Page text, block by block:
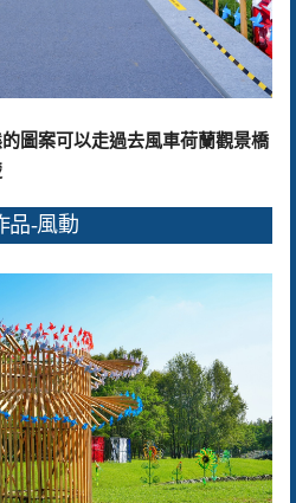
圖案可以走過去風車荷蘭觀景橋
品-風動